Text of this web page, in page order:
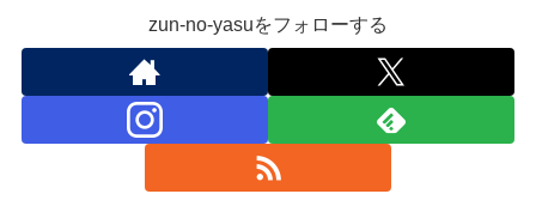
zun-no-yasuをフォローする